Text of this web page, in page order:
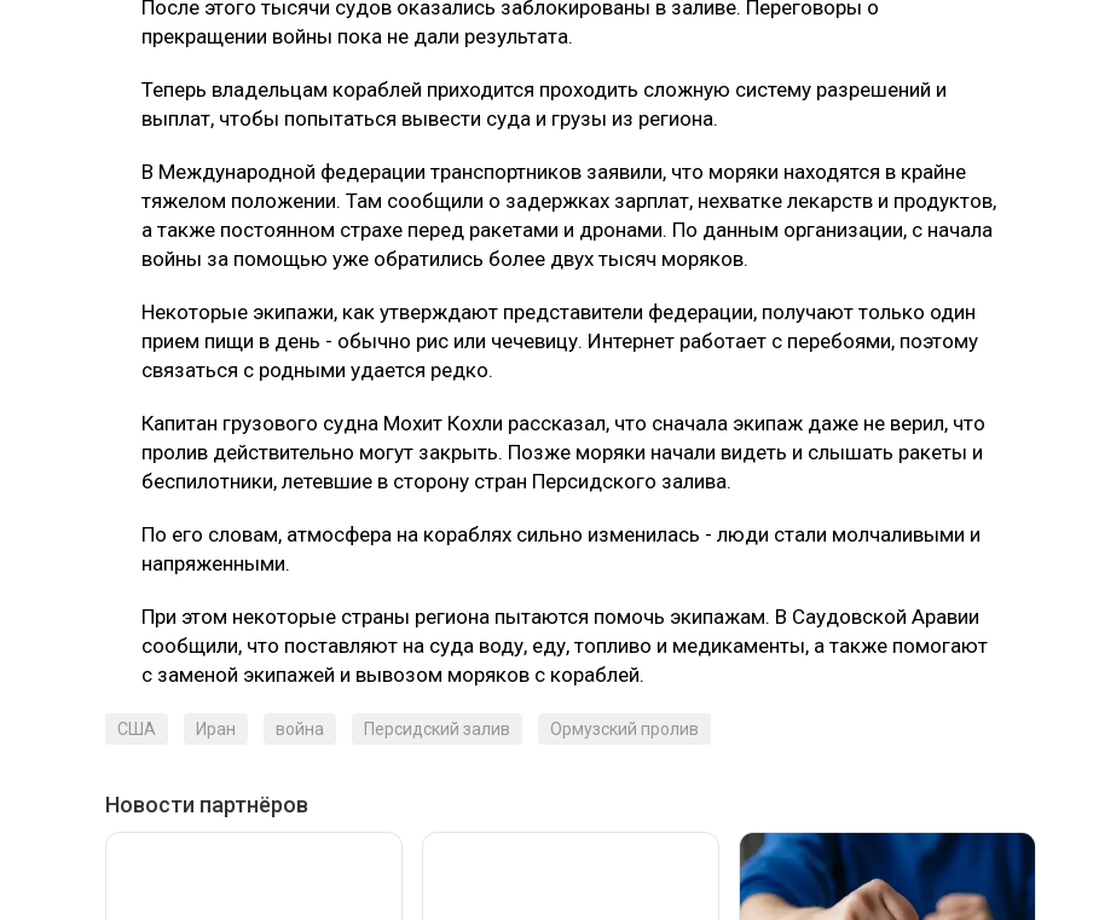
После этого тысячи судов оказались заблокированы в заливе. Переговоры о
прекращении войны пока не дали результата.
Теперь владельцам кораблей приходится проходить сложную систему разрешений и
выплат, чтобы попытаться вывести суда и грузы из региона.
В Международной федерации транспортников заявили, что моряки находятся в крайне
тяжелом положении. Там сообщили о задержках зарплат, нехватке лекарств и продуктов,
а также постоянном страхе перед ракетами и дронами. По данным организации, с начала
войны за помощью уже обратились более двух тысяч моряков.
Некоторые экипажи, как утверждают представители федерации, получают только один
прием пищи в день - обычно рис или чечевицу. Интернет работает с перебоями, поэтому
связаться с родными удается редко.
Капитан грузового судна Мохит Кохли рассказал, что сначала экипаж даже не верил, что
пролив действительно могут закрыть. Позже моряки начали видеть и слышать ракеты и
беспилотники, летевшие в сторону стран Персидского залива.
По его словам, атмосфера на кораблях сильно изменилась - люди стали молчаливыми и
напряженными.
При этом некоторые страны региона пытаются помочь экипажам. В Саудовской Аравии
сообщили, что поставляют на суда воду, еду, топливо и медикаменты, а также помогают
с заменой экипажей и вывозом моряков с кораблей.
США Иран война Персидский залив Ормузский пролив